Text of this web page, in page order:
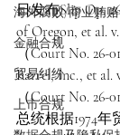
海外腐败/商业贿赂
金融合规
贸易纠纷
上市合规
日发布Slip Op.
of Oregon, et al.
（Court No. 26-
Barrel, Inc., et al.
（Court No. 26-
总统根据1974年